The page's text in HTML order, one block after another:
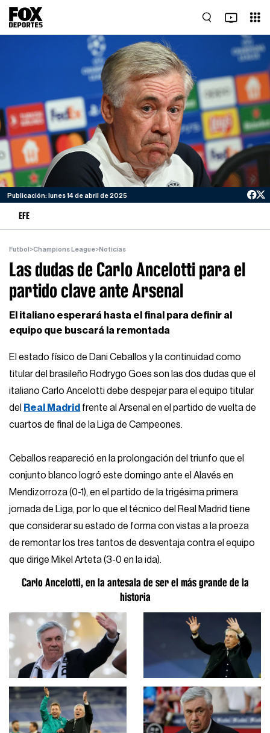
Publicación: lunes 14 de abril de 2025
EFE
Futbol >Champions League>Noticias
Las dudas de Carlo Ancelotti para el
partido clave ante Arsenal
El italiano esperará hasta el final para definir al
equipo que buscará la remontada
El estado físico de Dani Ceballos y la continuidad como
titular del brasileño Rodrygo Goes son las dos dudas que el
italiano Carlo Ancelotti debe despejar para el equipo titular
del
Real Madrid frente al Arsenal en el partido de vuelta de
cuartos de final de la Liga de Campeones.
Ceballos reapareció en la prolongación del triunfo que el
conjunto blanco logró este domingo ante el Alavés en
Mendizorroza (0-1), en el partido de la trigésima primera
jornada de Liga, por lo que el técnico del Real Madrid tiene
que considerar su estado de forma con vistas a la proeza
de remontar los tres tantos de desventaja contra el equipo
que dirige Mikel Arteta (3-0 en la ida).
Carlo Ancelotti, en la antesala de ser el más grande de la
historia